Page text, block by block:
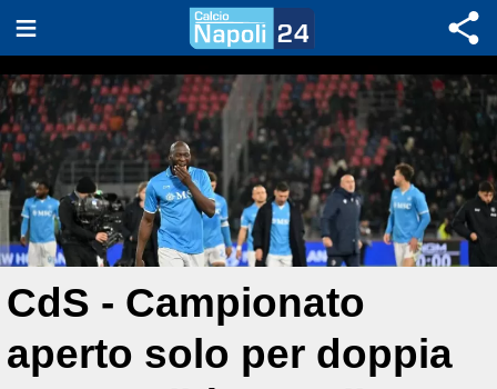
CdS - Campionato
aperto solo per doppia